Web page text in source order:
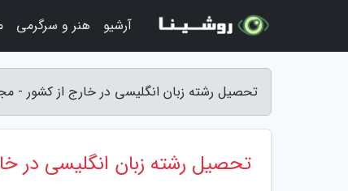
تحصیل رشته زبان انگلیسی در خارج از کشور -
تحصیل رشته زبان انگلیسی در
آرشیو هنر و سرگرمی